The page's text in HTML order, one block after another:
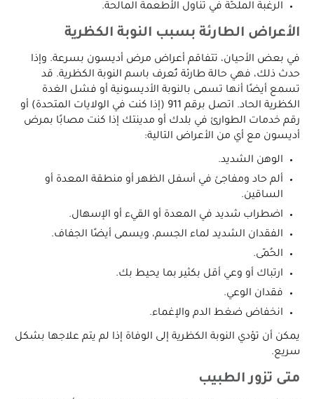
الرغبة الملحّة في تناول الأطعمة المالحة.
الأعراض الطارئة بسبب النوبة الكظرية
في بعض الأحيان، تتفاقم أعراض مرض أديسون بسرعة. وإذا
حدث ذلك، فهي حالة طارئة تُعرف باسم النوبة الكظرية. قد
تسمع أيضًا أنها تسمى بالنوبة الأديسونية أو فشل الغدة
الكظرية الحاد. اتصل برقم 911 (إذا كنت في الولايات المتحدة) أو
رقم خدمات الطوارئ في بلدك أو مدينتك إذا كنت مصابًا بمرض
أديسون مع أي من الأعراض التالية:
الوهن الشديد.
ألم حاد ومفاجئ في أسفل الظهر أو منطقة المعدة أو
الساقين.
اضطراب شديد في المعدة أو القيء أو الإسهال.
الفقدان الشديد لماء الجسم، ويسمى أيضًا الجفاف.
الحُمّى.
ارتباك أو وعي أقل بكثير بما يحيط بك.
فقدان الوعي.
انخفاض ضغط الدم والإغماء.
يمكن أن تؤدي النوبة الكظرية إلى الوفاة إذا لم يتم علاجها بشكل
سريع.
متى تزور الطبيب